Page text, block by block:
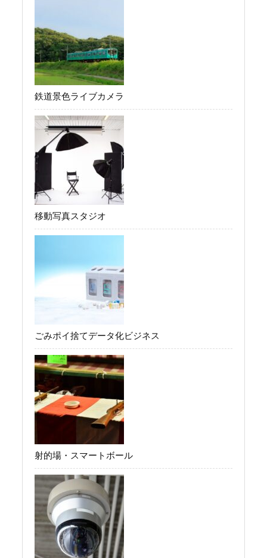
鉄道景色ライブカメラ
移動写真スタジオ
ごみポイ捨てデータ化ビジネス
射的場・スマートボール